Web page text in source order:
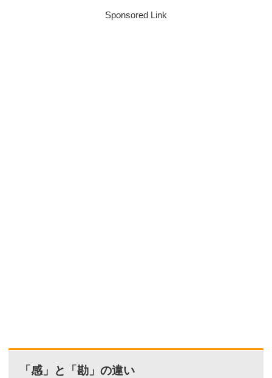
Sponsored Link
「感」と「勘」の違い